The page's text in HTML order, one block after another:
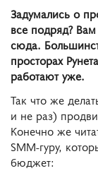
Задумались о
все подряд?
сюда.
просторах
работают уже.
Так что же
и не раз)
Конечно же
SMM-гуру,
бюджет: